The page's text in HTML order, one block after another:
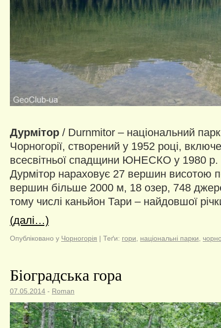
Дурмітор / Durnmitor – національний парк
Чорногорії, створений у 1952 році,
всесвітньої спадщини ЮНЕСКО у 1980 р.
Дурмітор нараховує 27 вершин висотою
вершин більше 2000 м, 18 озер, 748
тому числі каньйон Тари – найдовшої
(далі…)
Опубліковано у Чорногорія | Теґи: гори національні парки
Біоградська гора
07.05.2014 - Roman